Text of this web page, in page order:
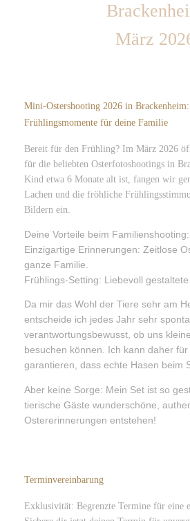
Generationsfotoshooting
Cakesmash Fotoshooting
Kommunion/Konfirmation
März
Mini-Ostershooting 2026 in
Frühlingsmomente für deine Familie
Bereit für den Frühling? Im März 2026
für die beliebten Osterfotoshootings in
Kind etwa 6 Monate alt ist, fangen wir
Lachen und die fröhliche
Bildern ein.
Deine Vorteile beim Familienshooting:
Einzigartige Erinnerungen: Zeitlose
ganze Familie.
Frühlings-Setting: Liebevoll
Da mir das Wohl der Tiere sehr am
entscheide ich jedes Jahr sehr
verantwortungsbewusst, ob uns
besuchen können. Ich kann daher
garantieren, dass echte Hasen beim
Aber keine Sorge: Mein Set ist so
tierische Gäste wunderschöne,
Ostererinnerungen entstehen!
Terminvereinbarung
Exklusivität: Begrenzte Termine für eine